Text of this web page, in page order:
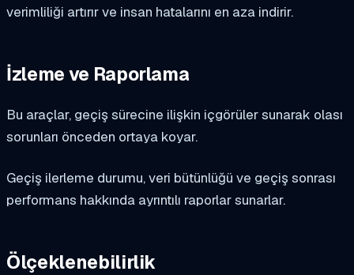
verimliliği artırır ve insan hatalarını en aza indirir.
İzleme ve Raporlama
Bu araçlar, geçiş sürecine ilişkin içgörüler sunarak olası
sorunları önceden ortaya koyar.
Geçiş ilerleme durumu, veri bütünlüğü ve geçiş sonrası
performans hakkında ayrıntılı raporlar sunarlar.
Ölçeklenebilirlik